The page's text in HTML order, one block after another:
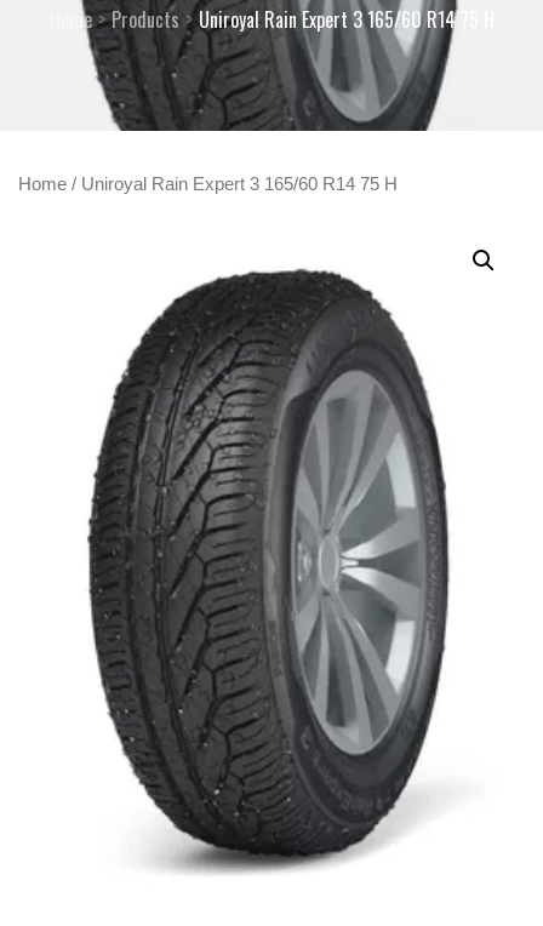
Home Products Uniroyal Rain Expert 3 165/60 R14 75 H
Home / Uniroyal Rain Expert 3 165/60 R14 75 H